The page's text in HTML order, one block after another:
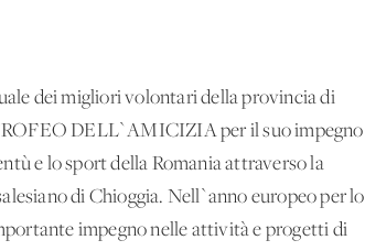
dei migliori volontari della provincia di
DELL`AMICIZIA per il suo impegno
e lo sport della Romania attraverso la
di Chioggia. Nell`anno europeo per lo
impegno nelle attività e progetti di